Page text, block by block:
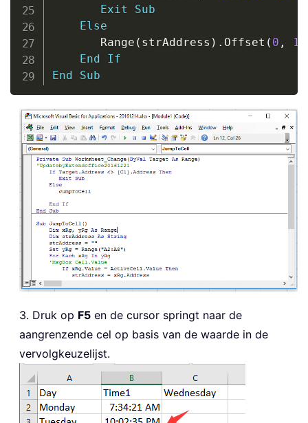
Exit
Sub
Else
       Range
( strAddress ) . Offset ( 0 , 1
End
If
End
Sub
3. Druk op F5 en de cursor springt naar de
aangrenzende cel op basis van de waarde in de
vervolgkeuzelijst.